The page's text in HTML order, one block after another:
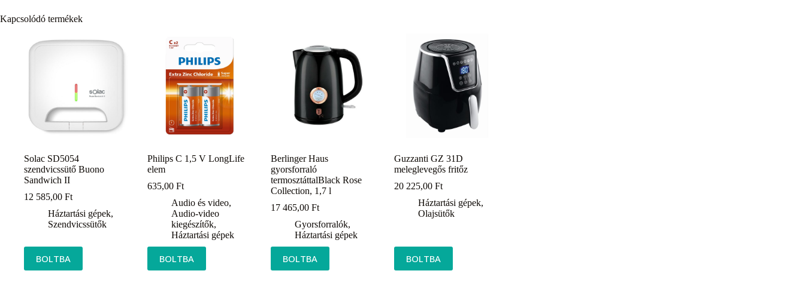
Kapcsolódó termékek
Solac SD5054
szendvicssütő Buono
Sandwich II
12 585,00 Ft
Háztartási gépek,
Szendvicssütők
BOLTBA
Philips C 1,5 V LongLife
elem
635,00Ft
Audio és video,
Audio-video
kiegészítők,
Háztartási gépek
BOLTBA
Berlinger Haus
gyorsforraló
termosztáttalBlack Rose
Collection, 1,7 l
17 465,00Ft
Gyorsforralók,
Háztartási gépek
BOLTBA
Guzzanti GZ 31D
meleglevegős fritőz
20 225,00Ft
Háztartási gépek,
Olajsütők
BOLTBA